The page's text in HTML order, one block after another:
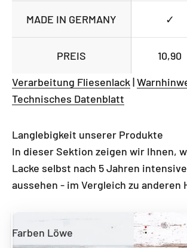
MADE IN GERMANY ✓
PREIS 10,90
Verarbeitung Fliesenlack|
Technisches Datenblatt
Langlebigkeit unserer Produkte
In dieser Sektion zeigen wir Ihnen,
Lacke selbst nach 5 Jahren
aussehen - im Vergleich zu anderen
Farben Löwe
Andere Hersteller